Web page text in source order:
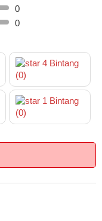
0
0
4 Bintang
(0)
1 Bintang
(0)